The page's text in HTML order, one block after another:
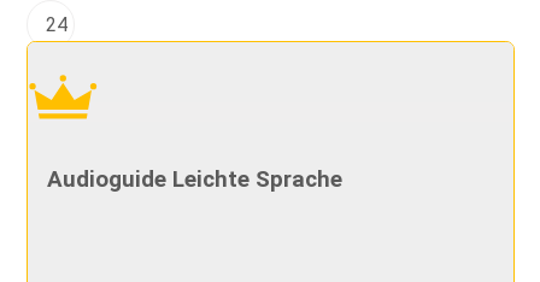
24
Audioguide Leichte Sprache